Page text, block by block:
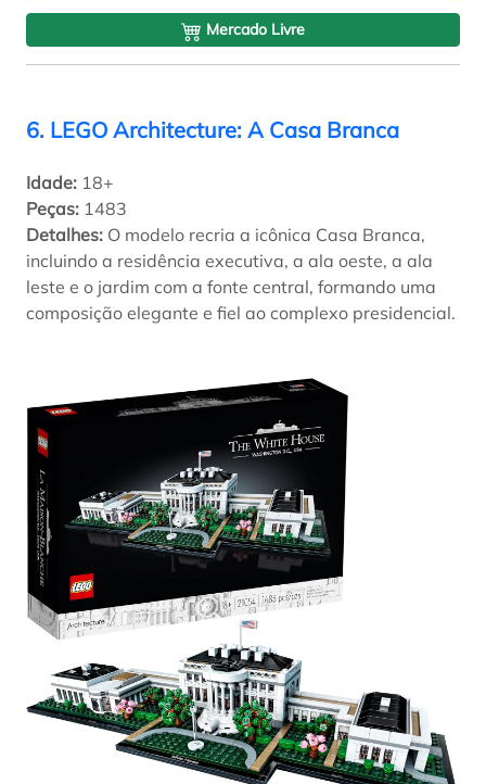
Mercado Livre
6. LEGO Architecture: A Casa Branca
Idade: 18+
Peças: 1483
Detalhes: O modelo recria a icônica Casa Branca,
incluindo a residência executiva, a ala oeste, a ala
leste e o jardim com a fonte central, formando uma
composição elegante e fiel ao complexo presidencial.